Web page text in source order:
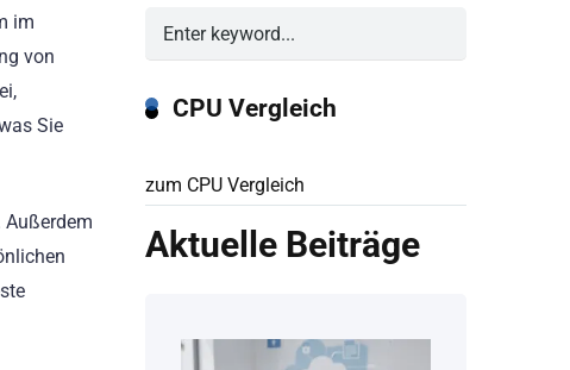
im
von
Sie
CPU Vergleich
zum CPU Vergleich
Aktuelle Beiträge